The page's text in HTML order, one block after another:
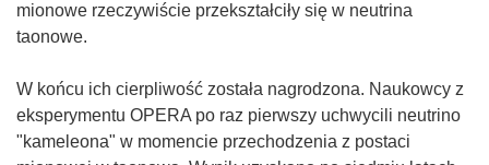
mionowe rzeczywiście przekształciły się w neutrina
taonowe.
W końcu ich cierpliwość została nagrodzona. Naukowcy z
eksperymentu OPERA po raz pierwszy uchwycili neutrino
"kameleona" w momencie przechodzenia z postaci